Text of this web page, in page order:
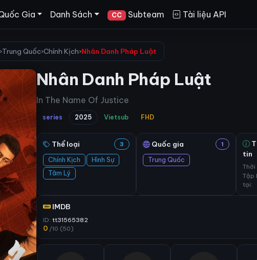
Gia Danh Sách CC Subteam Tài liệu API
›Trung Quốc›Chính Kịch›Nhân Danh Pháp Luật
Nhân Danh Pháp Luật
In The Name Of Justice
series 2025 Vietsub FHD
Thể loại 3
Chính Kịch
Hình Sự
Tâm Lý
Quốc gia 1
Trung Quốc
tin
Thời
Tập
tại:
IMDB
ID: tt31565382
0 /10 (50)